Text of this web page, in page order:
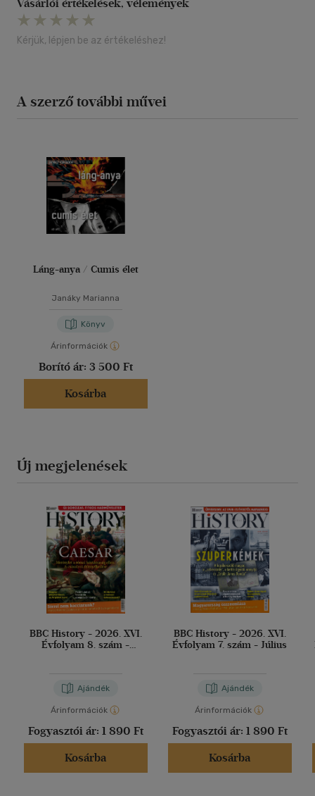
Vásárlói értékelések, vélemények
Kérjük, lépjen be az értékeléshez!
A szerző további művei
Láng-anya / Cumis élet
Janáky Marianna
Könyv
Árinformációk
Borító ár: 3 500 Ft
Kosárba
Új megjelenések
BBC History - 2026. XVI.
Évfolyam 8. szám -
Ajándék
Árinformációk
Fogyasztói ár: 1 890 Ft
Kosárba
BBC History - 2026. XVI.
Évfolyam 7. szám - Július
Ajándék
Árinformációk
Fogyasztói ár: 1 890 Ft
Kosárba